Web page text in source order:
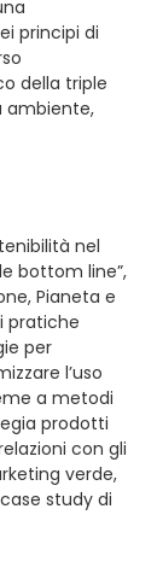
principi di
della triple
ambiente,
nel
bottom line”,
Pianeta e
pratiche
per
l’uso
a metodi
prodotti
con gli
verde,
study di